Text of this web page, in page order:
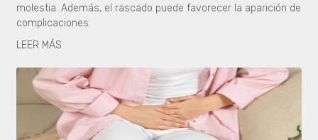
molestia. Además, el rascado puede favorecer la aparición de
complicaciones.
LEER MÁS